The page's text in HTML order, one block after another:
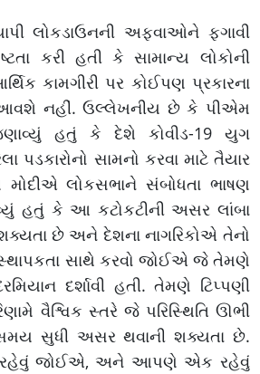
લોકડાઉનની અફવાઓને ફગાવી
કરી હતી કે સામાન્ય લોકોની
કામગીરી પર કોઈપણ પ્રકારના
આવશે નહીં. ઉલ્લેખનીય છે કે પીએમ
હતું કે દેશે કોવીડ-19 યુગ
પડકારોનો સામનો કરવા માટે તૈયાર
લોકસભાને સંબોધતા ભાષણ
હતું કે આ કટોકટીની અસર લાંબા
છે અને દેશના નાગરિકોએ તેનો
સાથે કરવો જોઈએ જે તેમણે
દર્શાવી હતી. તેમણે ટિપ્પણી
વૈશ્વિક સ્તરે જે પરિસ્થિતિ ઊભી
સુધી અસર થવાની શક્યતા છે.
રહેવું જોઈએ, અને આપણે એક રહેવું